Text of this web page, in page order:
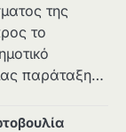
της
το
παράταξη…